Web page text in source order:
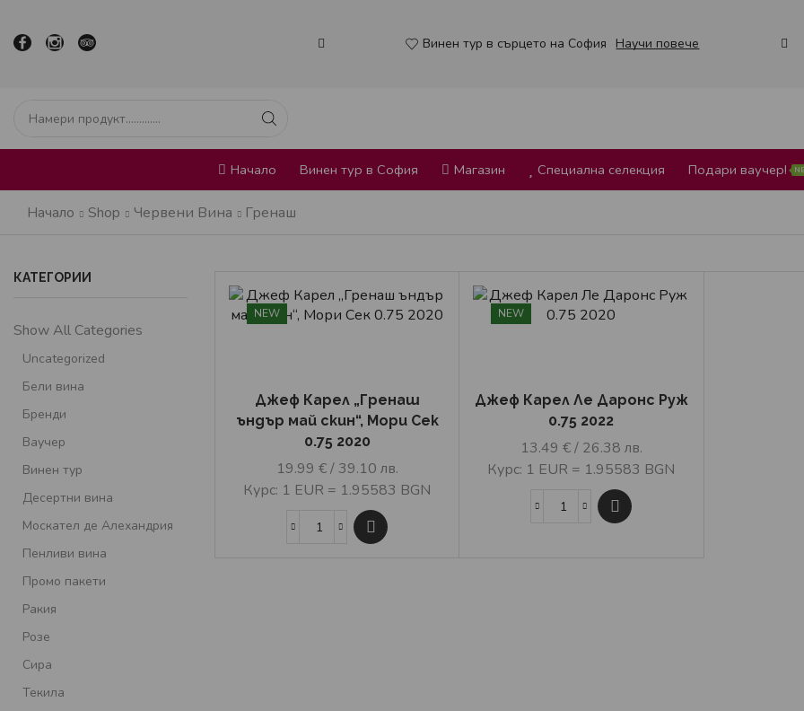
Винен тур в сърцето на София Научи повече
Начало Винен тур в София Магазин Специална селекция Подари ваучер!
Начало Shop Червени Вина Гренаш
NEW
Джеф Карел „Гренаш
ъндър май скин“, Мори Сек
0.75 2020
19.99 €/ 39.10 лв.
Курс: 1 EUR = 1.95583 BGN
NEW
Джеф Карел Ле Даронс Руж
0.75 2022
13.49 €/ 26.38 лв.
Курс: 1 EUR = 1.95583 BGN
КАТЕГОРИИ
Show All Categories
Uncategorized
Бели вина
Бренди
Ваучер
Винен тур
Десертни вина
Москател де Алехандрия
Пенливи вина
Промо пакети
Ракия
Розе
Сира
Текила